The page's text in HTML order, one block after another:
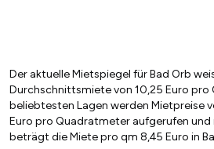
Der aktuelle Mietspiegel für Bad Orb
Durchschnittsmiete von 10,25 Euro pro
beliebtesten Lagen werden Mietpreise
Euro pro Quadratmeter aufgerufen und
beträgt die Miete pro qm 8,45 Euro in